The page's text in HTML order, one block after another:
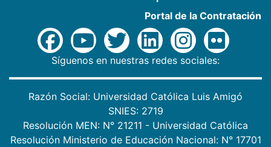
Portal de la Contratación
Síguenos en nuestras redes sociales:
Razón Social: Universidad Católica Luis Amigó
SNIES: 2719
Resolución MEN: N° 21211 - Universidad Católica
Resolución Ministerio de Educación Nacional: N° 17701